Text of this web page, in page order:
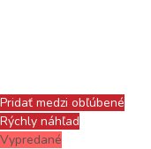
Pridať medzi obľúbené
Rýchly náhľad
Vypredané